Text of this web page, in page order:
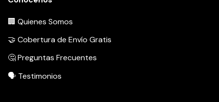
🏢 Quienes Somos
🤝 Cobertura de Envío Gratis
🤔 Preguntas Frecuentes
🗣️ Testimonios